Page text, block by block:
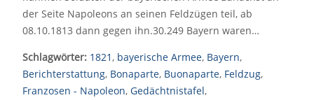
der Seite Napoleons an seinen Feldzügen teil, ab
08.10.1813 dann gegen ihn.30.249 Bayern waren…
Schlagwörter: 1821, bayerische Armee, Bayern,
Berichterstattung, Bonaparte, Buonaparte, Feldzug,
Franzosen - Napoleon, Gedächtnistafel,